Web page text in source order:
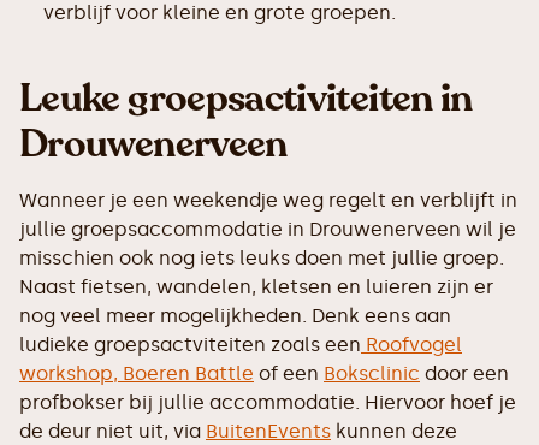
verblijf voor kleine en grote groepen.
Leuke groepsactiviteiten in
Drouwenerveen
Wanneer je een weekendje weg regelt en verblijft in
jullie groepsaccommodatie in Drouwenerveen wil je
misschien ook nog iets leuks doen met jullie groep.
Naast fietsen, wandelen, kletsen en luieren zijn er
nog veel meer mogelijkheden. Denk eens aan
ludieke groepsactviteiten zoals een Roofvogel
workshop, Boeren Battle of een Boksclinic door een
profbokser bij jullie accommodatie. Hiervoor hoef je
de deur niet uit, via BuitenEvents kunnen deze